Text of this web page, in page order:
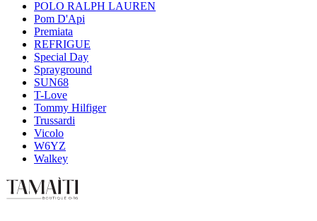
POLO RALPH LAUREN
Pom D'Api
Premiata
REFRIGUE
Special Day
Sprayground
SUN68
T-Love
Tommy Hilfiger
Trussardi
Vicolo
W6YZ
Walkey